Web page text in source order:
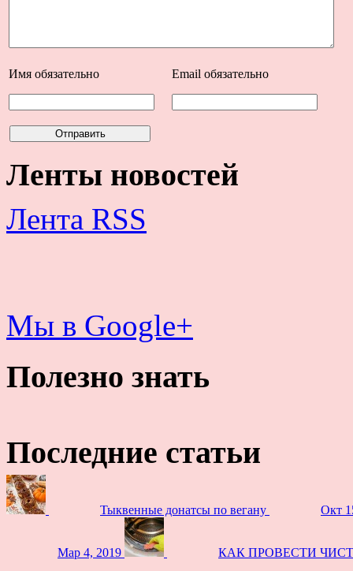
Имя обязательно Email обязательно
Ленты новостей
Лента RSS
Мы в Google+
Полезно знать
Последние статьи
Тыквенные донатсы по вегану Окт
Мар 4, 2019 КАК ПРОВЕСТИ